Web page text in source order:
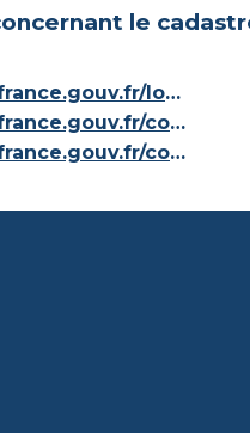
le
https://www.legifrance.gouv.fr/loda/id/JORFTEXT000000686267/
https://www.legifrance.gouv.fr/codes/article_lc/LEGIARTI000036588629/
https://www.legifrance.gouv.fr/codes/id/LEGISCTA000006180153/